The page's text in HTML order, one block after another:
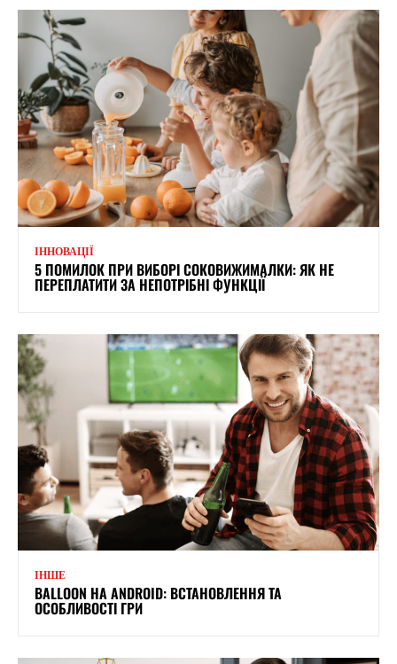
ІННОВАЦІЇ
5 ПОМИЛОК ПРИ ВИБОРІ СОКОВИЖИМАЛКИ: ЯК НЕ
ПЕРЕПЛАТИТИ ЗА НЕПОТРІБНІ ФУНКЦІЇ
ІНШЕ
BALLOON НА ANDROID: ВСТАНОВЛЕННЯ ТА
ОСОБЛИВОСТІ ГРИ